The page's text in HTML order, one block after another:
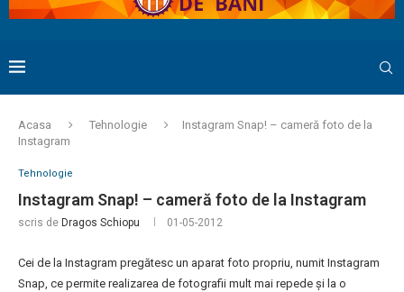
Acasa Tehnologie
Instagram Snap! – cameră foto de la
Instagram
Tehnologie
Instagram Snap! – cameră foto de la Instagram
scris de Dragos Schiopu 01-05-2012
Cei de la Instagram pregătesc un aparat foto propriu, numit Instagram
Snap, ce permite realizarea de fotografii mult mai repede și la o